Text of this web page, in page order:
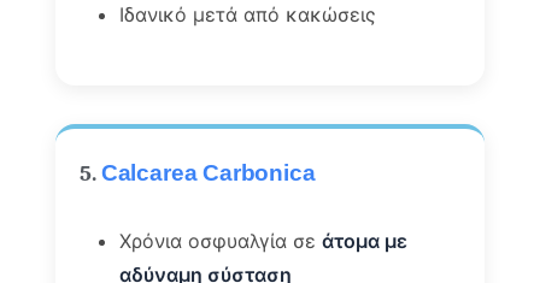
Ιδανικό μετά από κακώσεις
5.Calcarea Carbonica
Χρόνια οσφυαλγία σεάτομα με
αδύναμη σύσταση